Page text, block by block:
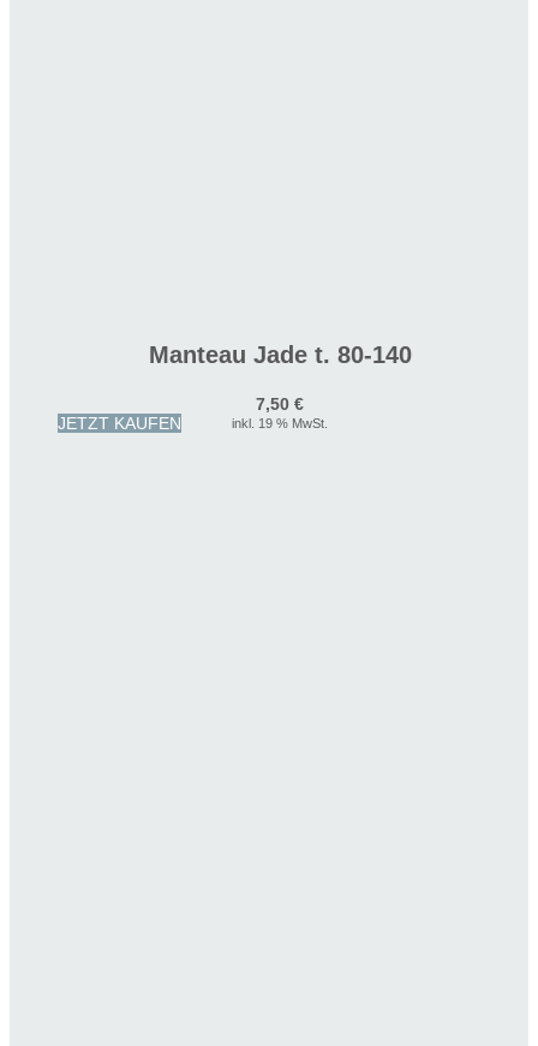
Manteau Jade t. 80-140
7,50€
inkl. 19 % MwSt.
JETZT KAUFEN